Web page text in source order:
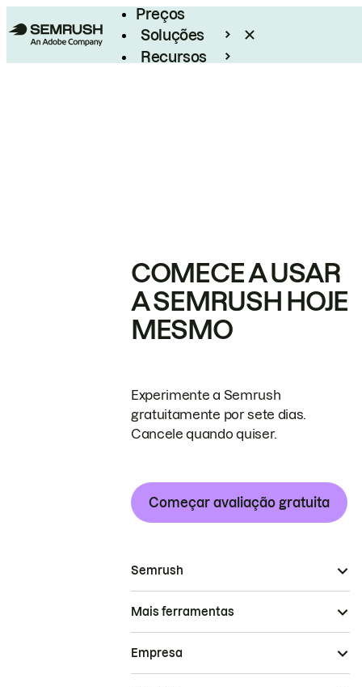
Preços
Soluções
Recursos
COMECE A USAR
A SEMRUSH HOJE
MESMO
Experimente a Semrush
gratuitamente por sete dias.
Cancele quando quiser.
Começar avaliação gratuita
Semrush
Mais ferramentas
Empresa